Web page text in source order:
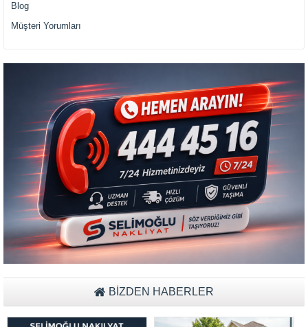
Blog
Müşteri Yorumları
BİZDEN HABERLER
Müşteri Temsilcisi Fiyat Teklif
al